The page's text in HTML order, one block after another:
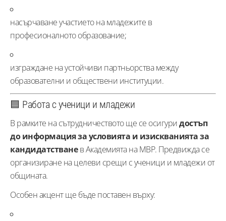
насърчаване участието на младежите в
професионалното образование;
изграждане на устойчиви партньорства между
образователни и обществени институции.
🟦 Работа с ученици и младежи
В рамките на сътрудничеството ще се осигуридостъп
до информация за условията и изискванията за
кандидатстванев Академията на МВР. Предвижда се
организиране на целеви срещи с ученици и младежи от
общината.
Особен акцент ще бъде поставен върху: